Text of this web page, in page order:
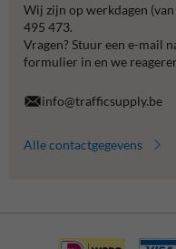
Wij zijn op werkdagen
495 473.
Vragen? Stuur een e-mail
formulier in en we
info@trafficsupply.be
Alle contactgegevens